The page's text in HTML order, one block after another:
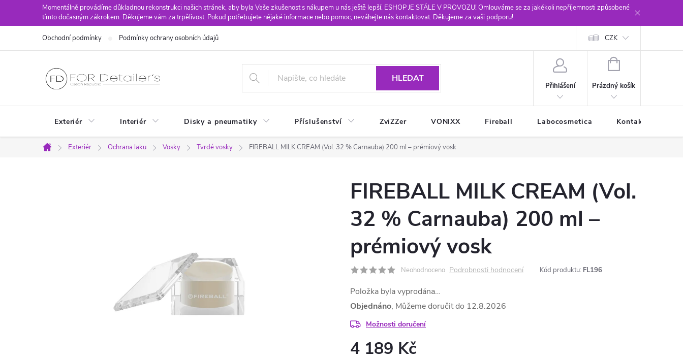
Momentálně provádíme důkladnou rekonstrukci našich stránek, aby byla Vaše zkušenost s nákupem u nás ještě lepší. ESHOP JE STÁLE V PROVOZU! Omlouváme se za jakékoli nepříjemnosti způsobené
tímto dočasným zákrokem. Děkujeme vám za trpělivost. Pokud potřebujete nějaké informace nebo pomoc, neváhejte nás kontaktovat. Děkujeme za vaši podporu!
Obchodní podmínky Podmínky ochrany osobních údajů CZK
HLEDAT
Přihlášení
NÁKUPNÍ
Prázdný košík
Exteriér Interiér Disky a pneumatiky Příslušenství ZviZZer VONIXX Fireball Labocosmetica Kontakty
Domů
Exteriér Ochrana laku Vosky Tvrdé vosky FIREBALL MILK CREAM (Vol. 32 % Carnauba) 200 ml – prémiový vosk
FIREBALL MILK CREAM (Vol.
32 % Carnauba) 200 ml –
prémiový vosk
Neohodnoceno Podrobnosti hodnocení Kód produktu: FL196
Položka byla vyprodána…
Objednáno
12.8.2026
Možnosti doručení
4 189 Kč